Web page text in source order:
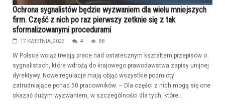
Ochrona sygnalistów będzie wyzwaniem dla wielu mniejszych
firm. Część z nich po raz pierwszy zetknie się z tak
sformalizowanymi procedurami
17 KWIETNIA, 2023 4 88
W Polsce wciąż trwają prace nad ostatecznym kształtem przepisów o
sygnalistach, które wdrożą do krajowego prawodawstwa zapisy unijnej
dyrektywy. Nowe regulacje mają objąć wszystkie podmioty
zatrudniające ponad 50 pracowników. – Dla części z nich mogą się one
okazać dużym wyzwaniem, w szczególności dla tych, które...